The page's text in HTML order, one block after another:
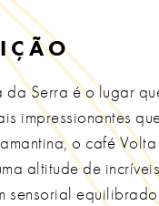
Serra é o lugar
impressionantes
o café
altitude de
sensorial